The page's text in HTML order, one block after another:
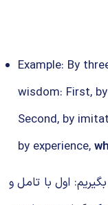
Example: By
wisdom: First,
Second, by
by experience,
اول با تامل و